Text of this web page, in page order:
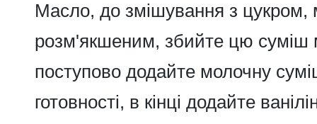
Масло, до змішування з цукром,
розм'якшеним, збийте цю суміш
поступово додайте молочну
готовності, в кінці додайте